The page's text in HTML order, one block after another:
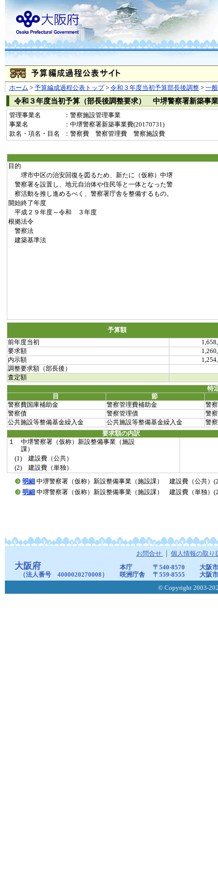
ホーム > 予算編成過程公表トップ> 令和３年度当初予算部長後調整> 一
令和３年度当初予算（部長後調整要求） 中堺警察署新築事
管理事業名
：警察施設管理事業
事業名
：中堺警察署新築事業費(20170731)
款名・項名・目名
：警察費 警察管理費 警察施設費
目的
堺市中区の治安回復を図るため、新たに（仮称）中堺
警察署を設置し、地元自治体や住民等と一体となった警
察活動を推し進めるべく、警察署庁舎を整備するもの。
開始終了年度
平成２９年度～令和 ３年度
根拠法令
警察法
建築基準法
予算額
前年度当初
要求額
内示額
調整要求額（部長後）
査定額
特
目
節
警察費国庫補助金
警察管理費補助金
警
警察債
警察管理債
警
公共施設等整備基金繰入金
公共施設等整備基金繰入金
警
要求額の内訳
１ 中堺警察署（仮称）新設整備事業（施設
課）
(1) 建設費（公共）
(2) 建設費（単独）
明細 中堺警察署（仮称）新設整備事業（施設課） 建設費（公共）
明細 中堺警察署（仮称）新設整備事業（施設課） 建設費（単独）
お問合せ 個人情報の取り
大阪府
（法人番号 4000020270008）
本庁 〒540-8570
大阪
咲洲庁舎
〒559-8555
大阪
© Copyright 2003-